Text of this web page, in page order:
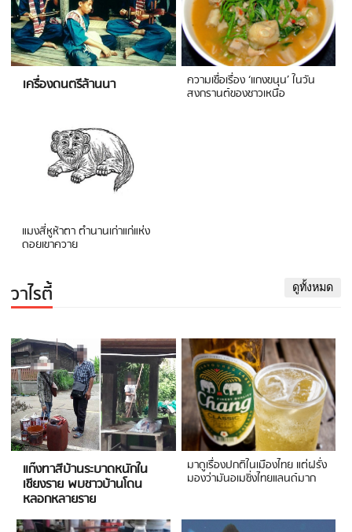
เครื่องดนตรีล้านนา ความเชื่อเรื่อง ‘แกงขนุน’ ในวัน
สงกรานต์ของชาวเหนือ
แมงสี่หูห้าตา ตำนานเก่าแก่แห่ง
ดอยเขาควาย
วาไรตี้ ดูทั้งหมด
แก๊งทาสีบ้านระบาดหนักใน
เชียงราย พบชาวบ้านโดน
หลอกหลายราย
มาดูเรื่องปกติในเมืองไทย แต่ฝรั่ง
มองว่ามันอเมซิ่งไทยแลนด์มาก